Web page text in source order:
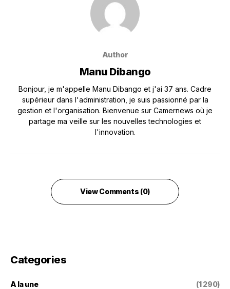
Author
Manu Dibango
Bonjour, je m'appelle Manu Dibango et j'ai 37 ans. Cadre
supérieur dans l'administration, je suis passionné par la
gestion et l'organisation. Bienvenue sur Camernews où je
partage ma veille sur les nouvelles technologies et
l'innovation.
View Comments (0)
Categories
A la une (1 290)